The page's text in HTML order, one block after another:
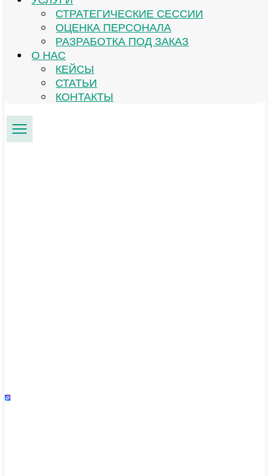
СТРАТЕГИЧЕСКИЕ СЕССИИ
ОЦЕНКА ПЕРСОНАЛА
РАЗРАБОТКА ПОД ЗАКАЗ
О НАС
КЕЙСЫ
СТАТЬИ
КОНТАКТЫ